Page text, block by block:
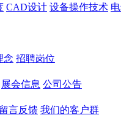
CAD设计 设备操作技术
念 招聘岗位
展会信息 公司公告
留言反馈 我们的客户群